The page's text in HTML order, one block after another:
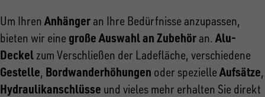
Um Ihren Anhänger an Ihre Bedürfnisse anzupassen,
bieten wir eine große Auswahl an Zubehör an. Alu-
Deckel zum Verschließen der Ladefläche, verschiedene
Gestelle, Bordwanderhöhungen oder spezielle Aufsätze,
Hydraulikanschlüsse und vieles mehr erhalten Sie direkt